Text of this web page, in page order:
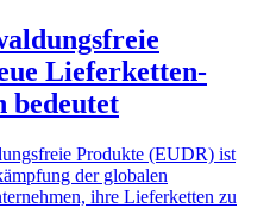
Lieferketten-
bedeutet
Produkte (EUDR) ist
der globalen
ihre Lieferketten zu